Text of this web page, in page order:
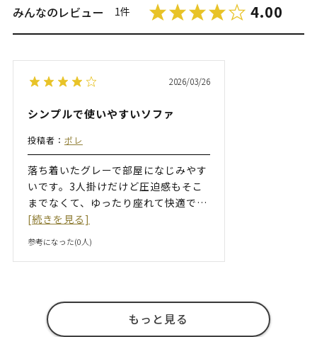
みんなのレビュー 1件 4.00
2026/03/26
シンプルで使いやすいソファ
投稿者： ポレ
落ち着いたグレーで部屋になじみやす
いです。3人掛けだけど圧迫感もそこ
までなくて、ゆったり座れて快適で…
[続きを見る]
参考になった(0人)
もっと見る